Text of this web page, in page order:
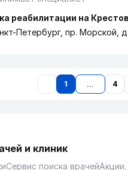
реабилитации на
Петербург, пр. Морской,
1 4
и клиник
Сервис поиска врачей